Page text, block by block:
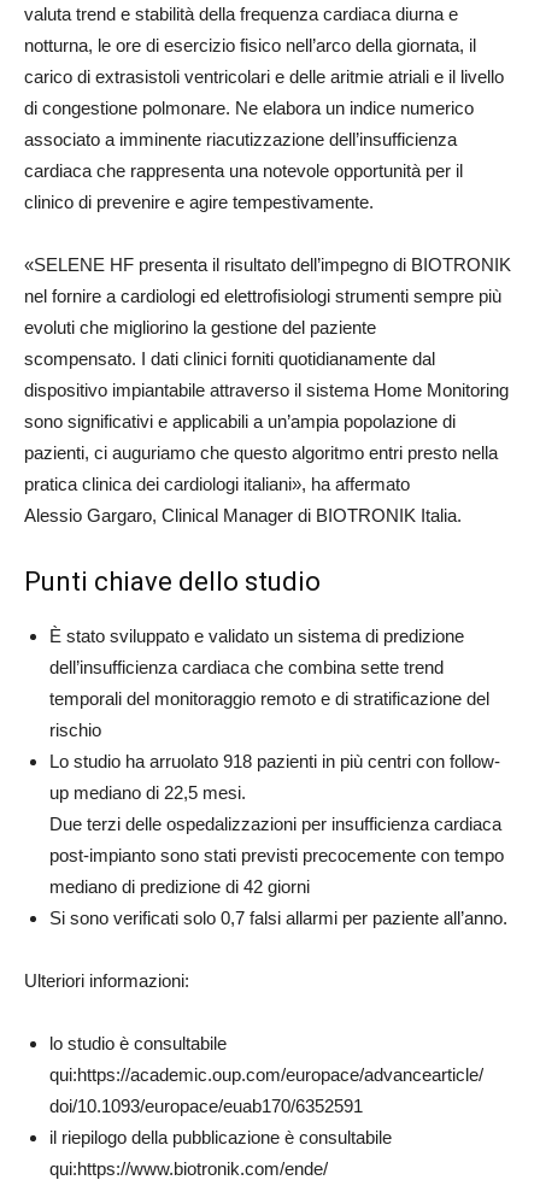
valuta trend e stabilità della frequenza cardiaca diurna e
notturna, le ore di esercizio fisico nell’arco della giornata, il
carico di extrasistoli ventricolari e delle aritmie atriali e il livello
di congestione polmonare. Ne elabora un indice numerico
associato a imminente riacutizzazione dell’insufficienza
cardiaca che rappresenta una notevole opportunità per il
clinico di prevenire e agire tempestivamente.
«SELENE HF presenta il risultato dell’impegno di BIOTRONIK
nel fornire a cardiologi ed elettrofisiologi strumenti sempre più
evoluti che migliorino la gestione del paziente
scompensato. I dati clinici forniti quotidianamente dal
dispositivo impiantabile attraverso il sistema Home Monitoring
sono significativi e applicabili a un’ampia popolazione di
pazienti, ci auguriamo che questo algoritmo entri presto nella
pratica clinica dei cardiologi italiani», ha affermato
Alessio Gargaro, Clinical Manager di BIOTRONIK Italia.
Punti chiave dello studio
È stato sviluppato e validato un sistema di predizione
dell’insufficienza cardiaca che combina sette trend
temporali del monitoraggio remoto e di stratificazione del
rischio
Lo studio ha arruolato 918 pazienti in più centri con follow-
up mediano di 22,5 mesi.
Due terzi delle ospedalizzazioni per insufficienza cardiaca
post-impianto sono stati previsti precocemente con tempo
mediano di predizione di 42 giorni
Si sono verificati solo 0,7 falsi allarmi per paziente all’anno.
Ulteriori informazioni:
lo studio è consultabile
qui:https://academic.oup.com/europace/advancearticle/
doi/10.1093/europace/euab170/6352591
il riepilogo della pubblicazione è consultabile
qui:https://www.biotronik.com/ende/